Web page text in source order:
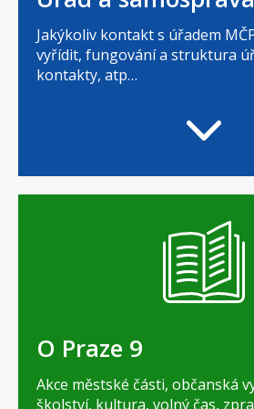
Jakýkoliv kontakt s úřadem
vyřídit, fungování a struktura
kontakty, atp…
O Praze 9
Akce městské části, občanská
školství, kultura, volný čas,